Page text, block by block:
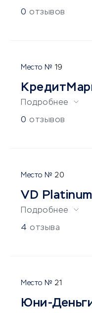
0 отзывов
19
Подробнее
0 отзывов
20
VD Platinum
Подробнее
4 отзыва
21
Юни-